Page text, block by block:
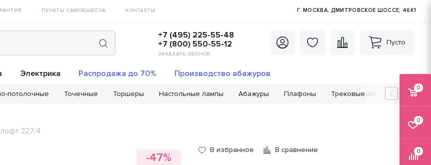
ПУНКТЫ САМОВЫВОЗА КОНТАКТЫ Г. МОСКВА, ДМИТРОВСКОЕ ШОССЕ, 46К1
+7 (495) 225-55-48
+7 (800) 550-55-12
ЗАКАЗАТЬ ЗВОНОК
Пусто
потолочные Точечные Торшеры Настольные лампы Абажуры Плафоны Трековые системы
Электрика Распродажа до 70% Производство абажуров
лофт 327/4
-47%
В избранное В сравнение
0
0
0